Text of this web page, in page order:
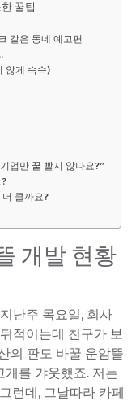
꿀팁
같은 동네 예고편
않게 슥슥)
업만 꿀 빨지 않나요?”
더 클까요?
개발 현황
지난주 목요일, 회사
적이는데 친구가 보
의 판도 바꿀 운암뜰
개를 갸웃했죠. 저는
런데, 그날따라 카페